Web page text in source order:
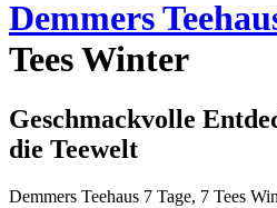
Demmers
Tees Winter
Geschmackvolle
die Teewelt
Demmers Teehaus 7 Tage, 7 Tees